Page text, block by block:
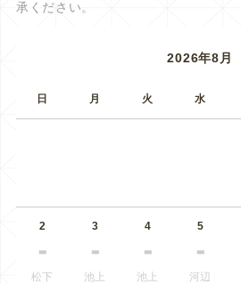
承ください。
2026年8月
日 月 火 水
2
松下
3
池上
4
池上
5
河辺